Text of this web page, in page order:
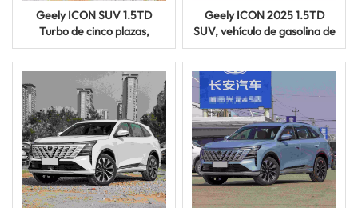
Geely ICON SUV 1.5TD
Turbo de cinco plazas,
modelo 2025, disponible
para la venta.
Geely ICON 2025 1.5TD
SUV, vehículo de gasolina de
nueva energía